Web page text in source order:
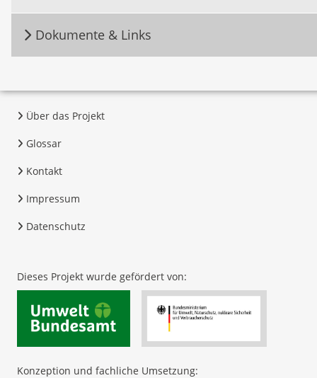
Dokumente & Links
Über das Projekt
Glossar
Kontakt
Impressum
Datenschutz
Dieses Projekt wurde gefördert von:
Konzeption und fachliche Umsetzung: